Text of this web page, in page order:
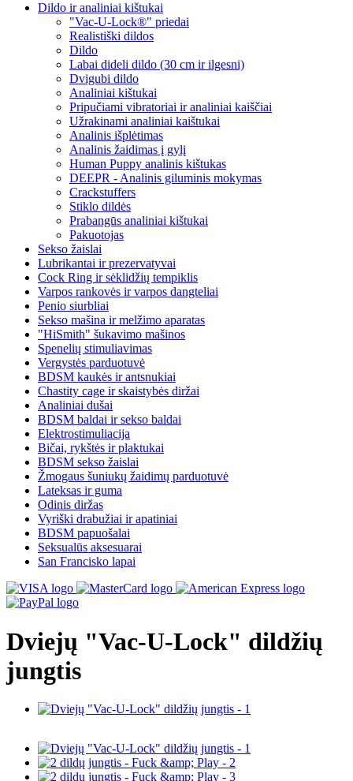
Dildo ir analiniai kištukai
"Vac-U-Lock®" priedai
Realistiški dildos
Dildo
Labai dideli dildo (30 cm ir ilgesni)
Dvigubi dildo
Analiniai kištukai
Pripučiami vibratoriai ir analiniai kaiščiai
Užrakinami analiniai kaištukai
Analinis išplėtimas
Analinis žaidimas į gylį
Human Puppy analinis kištukas
DEEPR - Analinis giluminis mokymas
Crackstuffers
Stiklo dildės
Prabangūs analiniai kištukai
Pakuotojas
Sekso žaislai
Lubrikantai ir prezervatyvai
Cock Ring ir sėklidžių tempiklis
Varpos rankovės ir varpos dangteliai
Penio siurbliai
Sekso mašina ir melžimo aparatas
"HiSmith" šukavimo mašinos
Spenelių stimuliavimas
Vergystės parduotuvė
BDSM kaukės ir antsnukiai
Chastity cage ir skaistybės diržai
Analiniai dušai
BDSM baldai ir sekso baldai
Elektrostimuliacija
Bičai, rykštės ir plaktukai
BDSM sekso žaislai
Žmogaus šuniukų žaidimų parduotuvė
Lateksas ir guma
Odinis diržas
Vyriški drabužiai ir apatiniai
BDSM papuošalai
Seksualūs aksesuarai
San Francisko lapai
Dviejų "Vac-U-Lock" dildžių
jungtis